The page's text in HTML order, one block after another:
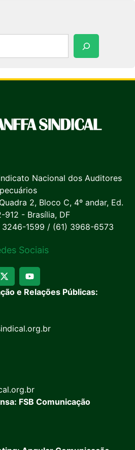
Nacional dos Auditores
2, Bloco C, 4º andar, Ed.
- Brasília, DF
1599 / (61) 3968-6573
Sociais
e Relações Públicas:
FSB Comunicação